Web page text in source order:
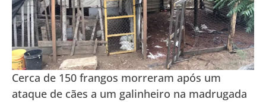
Cerca de 150 frangos morreram após um
ataque de cães a um galinheiro na madrugada